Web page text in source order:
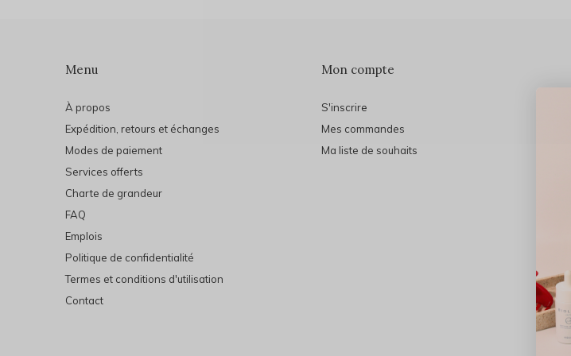
Menu
À propos
Expédition, retours et échanges
Modes de paiement
Services offerts
Charte de grandeur
FAQ
Emplois
Politique de confidentialité
Termes et conditions d'utilisation
Contact
Mon compte
S'inscrire
Mes commandes
Ma liste de souhaits